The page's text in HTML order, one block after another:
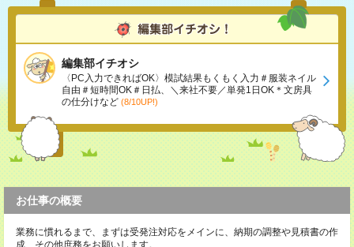
編集部イチオシ
〈PC入力できればOK〉模試結果もくもく入力＃服装ネイル
自由＃短時間OK＃日払、＼来社不要／単発1日OK＊文房具
の仕分けなど (8/10UP!)
お仕事の概要
業務に慣れるまで、まずは受発注対応をメインに、納期の調整や見積書の作
成、その他庶務をお願いします。